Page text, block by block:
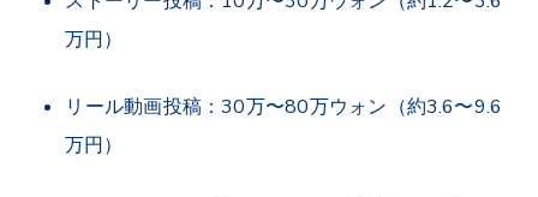
万円）
リール動画投稿：30万〜80万ウォン（約3.6〜9.6
万円）